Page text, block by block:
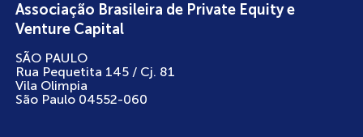
Conteúdo
Eventos
Notícias
Associação Brasileira de Private Equity e
Venture Capital
SÃO PAULO
Rua Pequetita 145 / Cj. 81
Vila Olimpia
São Paulo 04552-060